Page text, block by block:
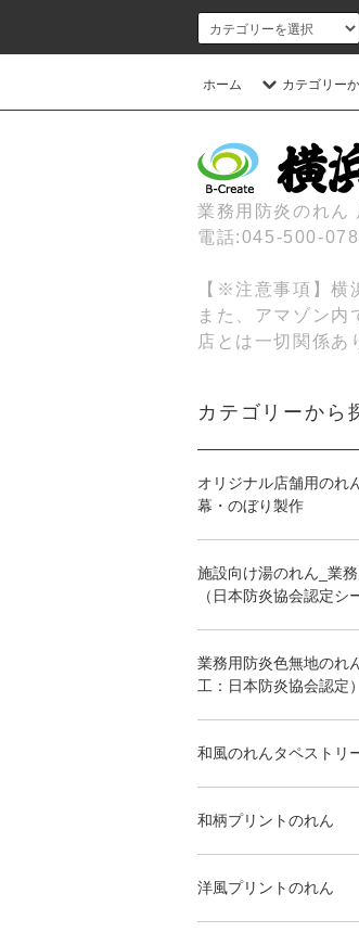
ホーム カテゴリー
業務用防炎のれん
電話:045-500-
【※注意事項】横
また、アマゾン内
店とは一切関係あ
カテゴリーから
オリジナル店舗用のれ
幕・のぼり製作
施設向け湯のれん_業
（日本防炎協会認定シ
業務用防炎色無地のれ
工：日本防炎協会認定）
和風のれんタペストリ
和柄プリントのれん
洋風プリントのれん